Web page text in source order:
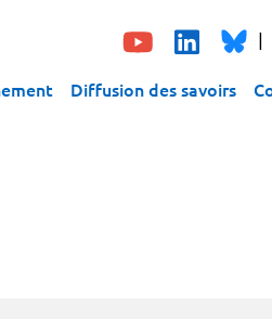
Diffusion des savoirs